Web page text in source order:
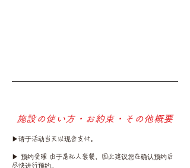
​施設の使い方・お約束・その他概要
▶︎请于活动当天以现金支付。
▶︎ 预约受理 由于是私人套餐，因此建议您在确认预约后
尽快进行预约。